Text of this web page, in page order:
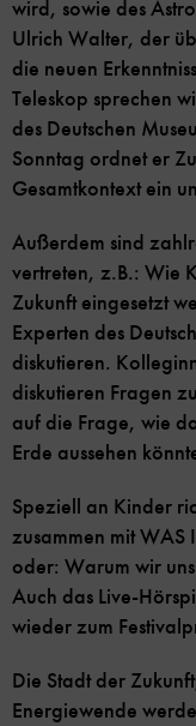
wird, sowie des
Ulrich Walter, der
die neuen
Teleskop sprechen
des Deutschen
Sonntag ordnet er
Gesamtkontext ein
Außerdem sind
vertreten, z.B.: Wie
Zukunft eingesetzt
Experten des
diskutieren.
diskutieren Fragen
auf die Frage, wie
Erde aussehen
Speziell an Kinder
zusammen mit WAS
oder: Warum wir
Auch das Live-
wieder zum
Die Stadt der
Energiewende